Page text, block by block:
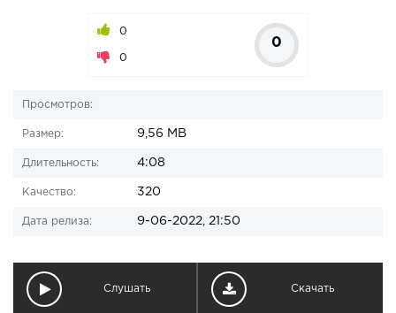
0
0
0
Просмотров:
Размер: 9,56 MB
Длительность: 4:08
Качество: 320
Дата релиза: 9-06-2022, 21:50
Слушать Скачать